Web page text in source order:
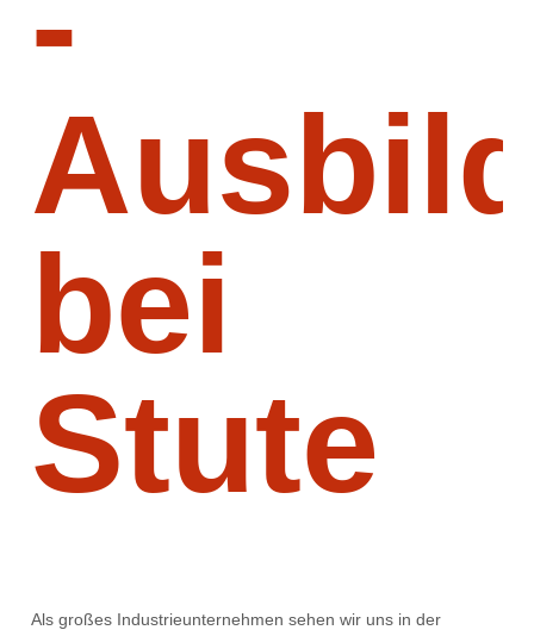
bei
Stute
Als großes Industrieunternehmen sehen wir uns in der